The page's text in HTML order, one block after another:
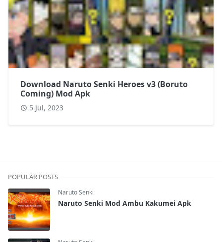
Download Naruto Senki Heroes v3 (Boruto
Coming) Mod Apk
5 Jul, 2023
POPULAR POSTS
Naruto Senki
Naruto Senki Mod Ambu Kakumei Apk